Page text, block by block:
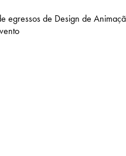
egressos de Design de